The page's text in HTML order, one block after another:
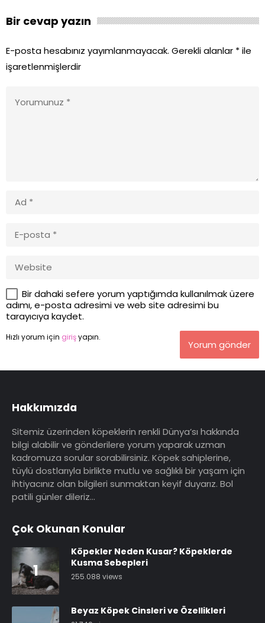
Bir cevap yazın
E-posta hesabınız yayımlanmayacak. Gerekli alanlar *ile
işaretlenmişlerdir
Bir dahaki sefere yorum yaptığımda kullanılmak üzere
adımı, e-posta adresimi ve web site adresimi bu
tarayıcıya kaydet.
Hızlı yorum için girişyapın.
Yorum gönder
Hakkımızda
Sitemiz üzerinden köpeklerin renkli Dünya’sı hakkında
bilgi alabilir ve gönderilere yorum yaparak uzman
kadromuza sorular sorabilirsiniz. Köpek sahiplerine,
tüylü dostlarıyla birlikte mutlu ve sağlıklı bir yaşam için
ihtiyacınız olan bilgileri sunmaktan keyif duyarız. Bol
patili günler dileriz…
Çok Okunan Konular
1
Köpekler Neden Kusar? Köpeklerde
Kusma Sebepleri
255.088 views
Beyaz Köpek Cinsleri ve Özellikleri